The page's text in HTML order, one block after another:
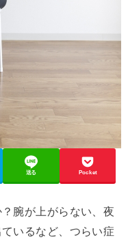
送る Pocket
腕が上がらない、夜
いるなど、つらい症